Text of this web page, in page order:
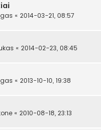
« 2014-03-21, 08:57
« 2014-02-23, 08:45
« 2013-10-10, 19:38
« 2010-08-18, 23:13